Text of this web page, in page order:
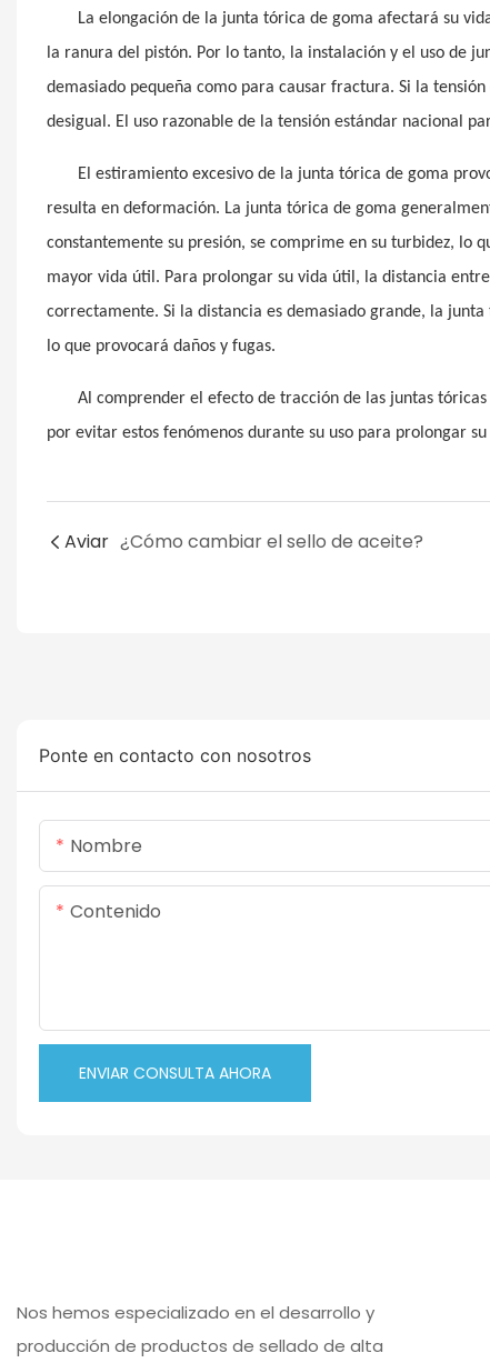
La elongación de la junta tórica de goma afectará su
la ranura del pistón. Por lo tanto, la instalación y el uso de
demasiado pequeña como para causar fractura. Si la
desigual. El uso razonable de la tensión estándar nacional
El estiramiento excesivo de la junta tórica de goma
resulta en deformación. La junta tórica de goma
constantemente su presión, se comprime en su turbidez, lo
mayor vida útil. Para prolongar su vida útil, la distancia
correctamente. Si la distancia es demasiado grande, la
lo que provocará daños y fugas.
Al comprender el efecto de tracción de las juntas
por evitar estos fenómenos durante su uso para prolongar
Aviar ¿Cómo cambiar el sello de aceite?
Ponte en contacto con nosotros
Nombre
Contenido
ENVIAR CONSULTA AHORA
Nos hemos especializado en el desarrollo y
producción de productos de sellado de alta